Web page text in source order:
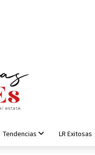
Tendencias LR Exitosas